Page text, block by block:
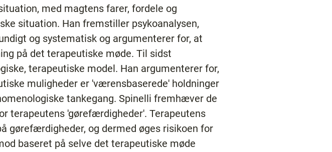
med magtens farer, fordele og
situation. Han fremstiller psykoanalysen,
og systematisk og argumenterer for, at
på det terapeutiske møde. Til sidst
terapeutiske model. Han argumenterer for,
muligheder er 'værensbaserede' holdninger
tankegang. Spinelli fremhæver de
terapeutens 'gørefærdigheder'. Terapeutens
gørefærdigheder, og dermed øges risikoen for
baseret på selve det terapeutiske møde